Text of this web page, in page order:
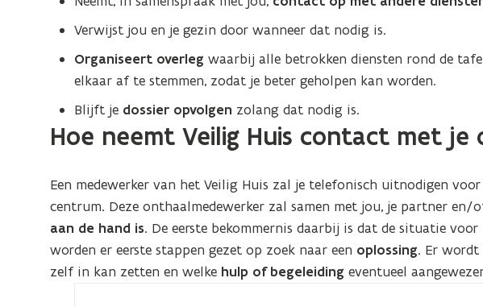
Verwijst jou en je gezin door wanneer dat nodig is.
Organiseert overleg waarbij alle betrokken diensten rond de
elkaar af te stemmen, zodat je beter geholpen kan worden.
Blijft je dossier opvolgen zolang dat nodig is.
Hoe neemt Veilig Huis contact met je
Een medewerker van het Veilig Huis zal je telefonisch uitnodigen voor
centrum. Deze onthaalmedewerker zal samen met jou, je partner en/
aan de hand is. De eerste bekommernis daarbij is dat de situatie voor
worden er eerste stappen gezet op zoek naar een oplossing. Er
zelf in kan zetten en welke hulp of begeleiding eventueel